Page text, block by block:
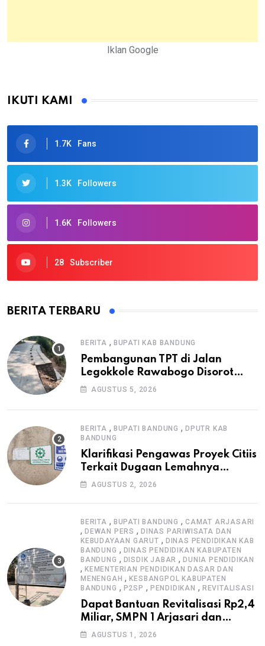
Iklan Google
IKUTI KAMI
1.7K Fans
1.3K Followers
1.6K Followers
28 Subscriber
BERITA TERBARU
BERITA , BUPATI KAB BANDUNG
Pembangunan TPT di Jalan
Legokkole Rawabogo Disorot
Warga, Selesai Tanpa Papan
AGUSTUS 5, 2026
BERITA , BUPATI BANDUNG ,DPUTR KAB
BANDUNG
Klarifikasi Pengawas Proyek Citiis
Terkait Dugaan Lemahnya
Pengawasan K3
AGUSTUS 2, 2026
BERITA , BUPATI BANDUNG ,CAMAT ARJASARI
, DEWAN PERS , DINAS PARIWISATA DAN
KEBUDAYAAN GARUT , DINAS PENDIDIKAN KAB
BANDUNG , DINAS PENDIDIKAN KABUPATEN
BANDUNG , DISDIK JABAR ,DUNIA PENDIDIKAN
, KEMENTERIAN PENDIDIKAN DASAR DAN
MENENGAH ,KESBANGPOL KABUPATEN
BANDUNG , P2SP , PENDIDIKAN , REVITALISASI
Dapat Bantuan Revitalisasi Rp2,4
Miliar, SMPN 1 Arjasari dan
Masyarakat Sambut Antusias
AGUSTUS 1, 2026